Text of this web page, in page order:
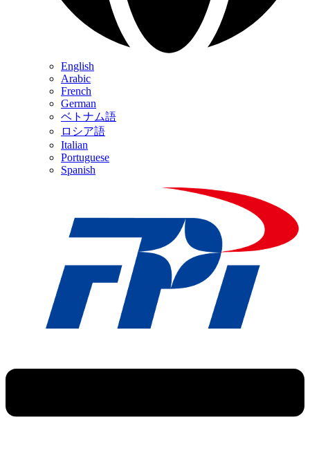
English
Arabic
French
German
ベトナム語
ロシア語
Italian
Portuguese
Spanish